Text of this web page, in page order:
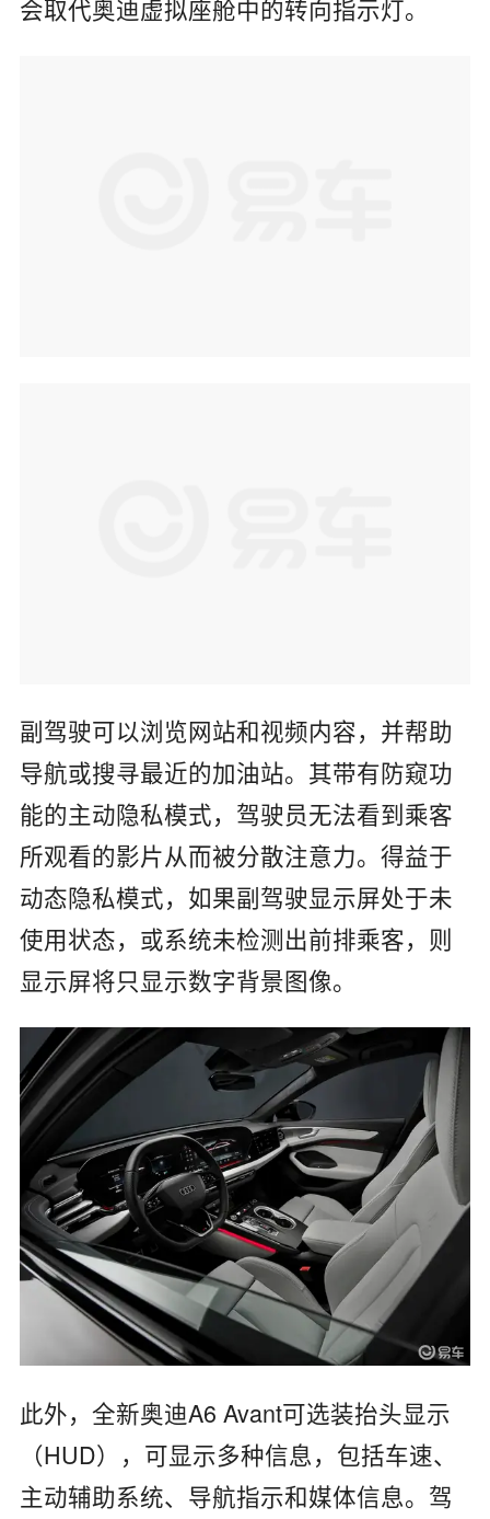
会取代奥迪虚拟座舱中的转向指示灯。
副驾驶可以浏览网站和视频内容，并帮助
导航或搜寻最近的加油站。其带有防窥功
能的主动隐私模式，驾驶员无法看到乘客
所观看的影片从而被分散注意力。得益于
动态隐私模式，如果副驾驶显示屏处于未
使用状态，或系统未检测出前排乘客，则
显示屏将只显示数字背景图像。
此外，全新奥迪A6 Avant可选装抬头显示
（HUD），可显示多种信息，包括车速、
主动辅助系统、导航指示和媒体信息。驾